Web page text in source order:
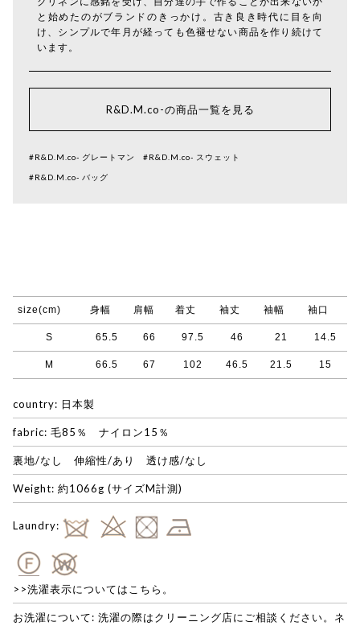
と始めたのがブランドのきっかけ。古き良き時代に目を向
け、シンプルで年月が経っても色褪せない商品を作り続けて
います。
R&D.M.co-の商品一覧を見る
#R&D.M.co- グレートマン #R&D.M.co- スウェット
#R&D.M.co- バッグ
size(cm) 身幅 肩幅 着丈 袖丈 袖幅 袖口
S 65.5 66 97.5 46 21 14.5
M 66.5 67 102 46.5 21.5 15
country: 日本製
fabric: 毛85％ ナイロン15％
裏地/なし 伸縮性/あり 透け感/なし
Weight: 約1066g (サイズM計測)
Laundry:
>>洗濯表示についてはこちら。
お洗濯について: 洗濯の際はクリーニング店にご相談ください。ネ